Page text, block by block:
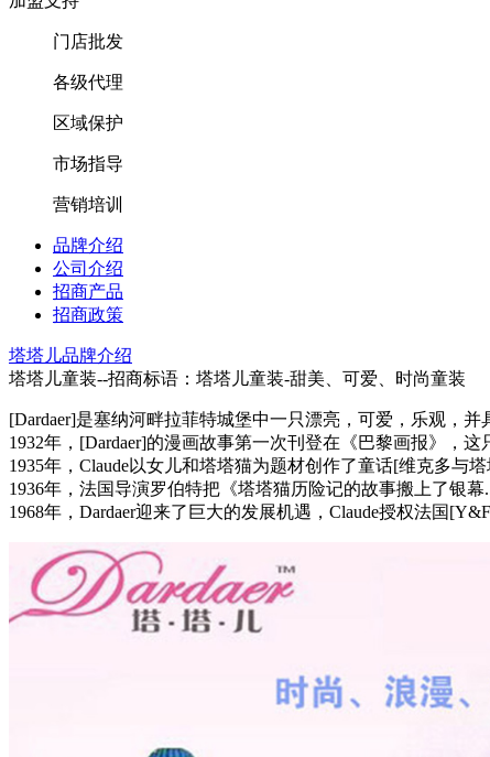
门店批发
各级代理
区域保护
市场指导
营销培训
品牌介绍
公司介绍
招商产品
招商政策
塔塔儿品牌介绍
塔塔儿童装--招商标语： 塔塔儿童装-甜美、可爱、时尚童装
[Dardaer]是塞纳河畔拉菲特城堡中一只漂亮，可爱，乐观，并
1932年，[Dardaer]的漫画故事第一次刊登在《巴黎画报》，
1935年，Claude以女儿和塔塔猫为题材创作了童话[维克多与
1936年，法国导演罗伯特把《塔塔猫历险记的故事搬上了银幕
1968年，Dardaer迎来了巨大的发展机遇，Claude授权法国